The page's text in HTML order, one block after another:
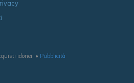
idonei. • Pubblicità